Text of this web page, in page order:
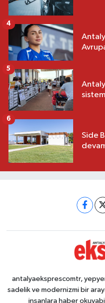
4
5
Side
6
antalyaeksprescomtr,
sadelik ve modernizmi bir
insanlara haber